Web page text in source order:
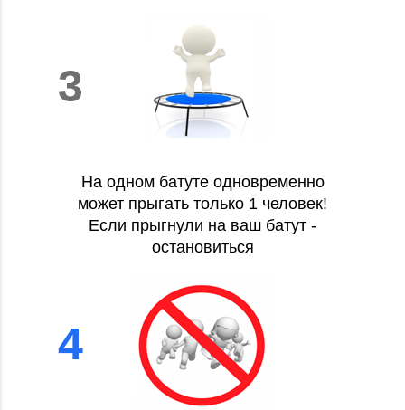
3
На одном батуте одновременно
может прыгать только 1 человек!
Если прыгнули на ваш батут -
остановиться
4